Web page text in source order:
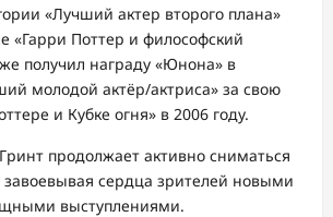
«Лучший актер второго плана»
«Гарри Поттер и философский
получил награду «Юнона» в
молодой актёр/актриса» за свою
и Кубке огня» в 2006 году.
продолжает активно сниматься
завоевывая сердца зрителей новыми
выступлениями.